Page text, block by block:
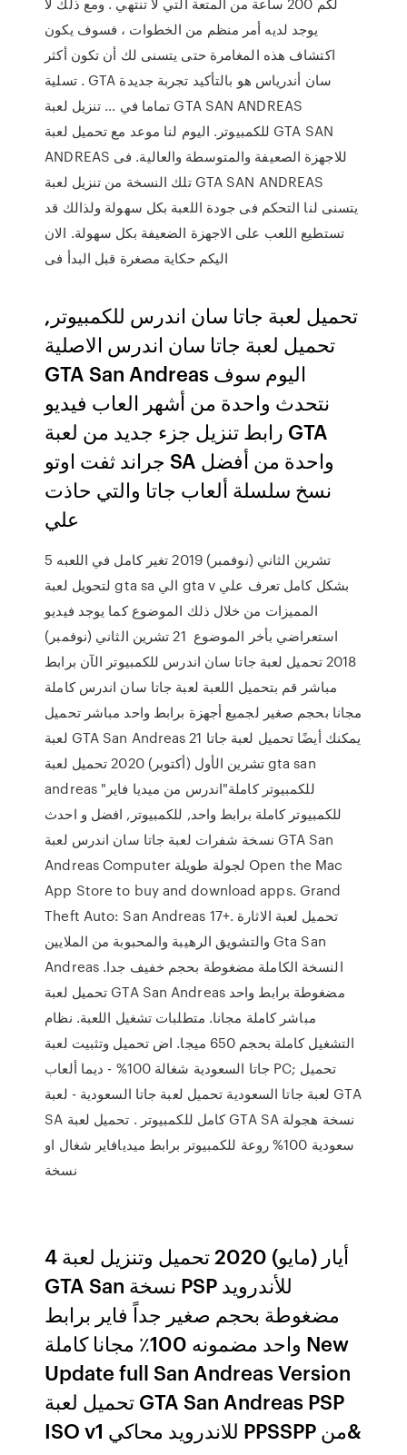
يوجد لديه أمر منظم من الخطوات ، فسوف يكون
اكتشاف هذه المغامرة حتى يتسنى لك أن تكون أكثر
تسلية . GTA سان أندرياس هو بالتأكيد تجربة جديدة
تماما في … تنزيل لعبة GTA SAN ANDREAS
للكمبيوتر. اليوم لنا موعد مع تحميل لعبة GTA SAN
ANDREAS للاجهزة الصعيفة والمتوسطة والعالية. فى
تلك النسخة من تنزيل لعبة GTA SAN ANDREAS
يتسنى لنا التحكم فى جودة اللعبة بكل سهولة ولذالك قد
تستطيع اللعب على الاجهزة الضعيفة بكل سهولة. الان
اليكم حكاية مصغرة قبل البدأ فى
تحميل لعبة جاتا سان اندرس للكمبيوتر,
تحميل لعبة جاتا سان اندرس الاصلية
GTA San Andreas اليوم سوف
نتحدث واحدة من أشهر العاب فيديو
رابط تنزيل جزء جديد من لعبة GTA
جراند ثفت اوتو SA واحدة من أفضل
نسخ سلسلة ألعاب جاتا والتي حاذت
علي
5 تشرين الثاني (نوفمبر) 2019 تغير كامل في اللعبه
لتحويل لعبة gta sa الي gta v بشكل كامل تعرف علي
المميزات من خلال ذلك الموضوع كما يوجد فيديو
استعراضي بأخر الموضوع 21 تشرين الثاني (نوفمبر)
2018 تحميل لعبة جاتا سان اندرس للكمبيوتر الآن برابط
مباشر قم بتحميل اللعبة لعبة جاتا سان اندرس كاملة
مجانا بحجم صغير لجميع أجهزة برابط واحد مباشر تحميل
لعبة GTA San Andreas يمكنك أيضًا تحميل لعبة جاتا 21
تشرين الأول (أكتوبر) 2020 تحميل لعبة gta san
andreas للكمبيوتر كاملة"اندرس من ميديا فاير"
للكمبيوتر كاملة برابط واحد, للكمبيوتر, افضل و احدث
نسخة شفرات لعبة جاتا سان اندرس لعبة GTA San
Andreas Computer لجولة طويلة Open the Mac
App Store to buy and download apps. Grand
Theft Auto: San Andrea‪s‬ 17+. تحميل لعبة الاثارة
والتشويق الرهيبة والمحبوبة من الملايين Gta San
Andreas النسخة الكاملة مضغوطة بحجم خفيف جدا.
تحميل لعبة GTA San Andreas مضغوطة برابط واحد
مباشر كاملة مجانا. متطلبات تشغيل اللعبة. نظام
التشغيل كاملة بحجم 650 ميجا. اض تحميل وتثبيت لعبة
جاتا السعودية شغالة 100% - ديما ألعاب PC; تحميل
لعبة جاتا السعودية تحميل لعبة جاتا السعودية - لعبة GTA
SA كامل للكمبيوتر . تحميل لعبة GTA SA نسخة هجولة
سعودية 100% روعة للكمبيوتر برابط ميديافاير شغال او
نسخة
4 أيار (مايو) 2020 تحميل وتنزيل لعبة
GTA San نسخة PSP للأندروید
مضغوطة بحجم صغير جداً فاير برابط
واحد مضمونه 100٪ مجانا كاملة New
Update full San Andreas Version
تحميل لعبة GTA San Andreas PSP
ISO v1 للاندرويد محاكي PPSSPP من&